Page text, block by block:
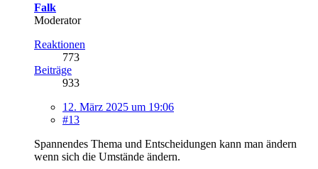
Falk
Moderator
Reaktionen
773
Beiträge
933
12. März 2025 um 19:06
#13
Spannendes Thema und Entscheidungen kann man ändern
wenn sich die Umstände ändern.